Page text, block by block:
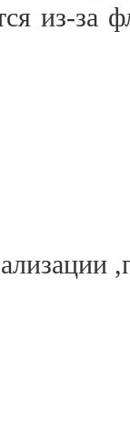
из-за